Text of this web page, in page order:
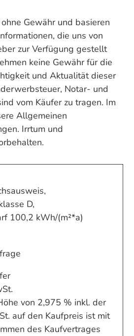
Gewähr und basieren
die uns von
zur Verfügung gestellt
keine Gewähr für die
und Aktualität dieser
Notar- und
vom Käufer zu tragen. Im
Allgemeinen
Irrtum und
D,
100,2 kWh/(m²*a)
von 2,975 % inkl. der
auf den Kaufpreis ist mit
des Kaufvertrages